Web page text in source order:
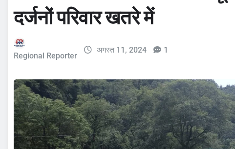
दर्जनों परिवार खतरे में
Regional Reporter
अगस्त 11, 2024 1